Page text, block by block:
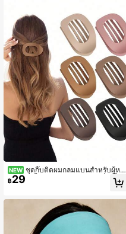
NEW ชุดกิ๊บติดผมกลมแบนสำหรับผู้หญิ
ง 6/3/1 ชิ้น อุปกรณ์เสริมผมแฟชั่น กิ๊บติ
ดผมกันลื่น ดีไซน์โค้ง กิ๊บหนีบผมสไตล์วิ
฿29